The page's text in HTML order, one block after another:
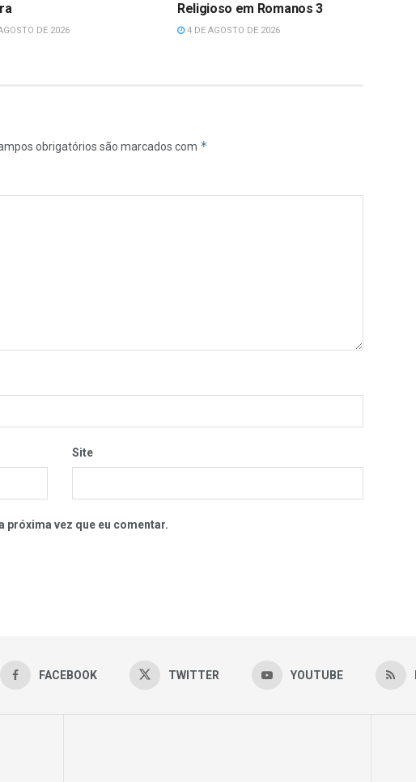
DE 2026
Religioso em Romanos 3
4 DE AGOSTO DE 2026
obrigatórios são marcados com *
Site
próxima vez que eu comentar.
FACEBOOK TWITTER YOUTUBE